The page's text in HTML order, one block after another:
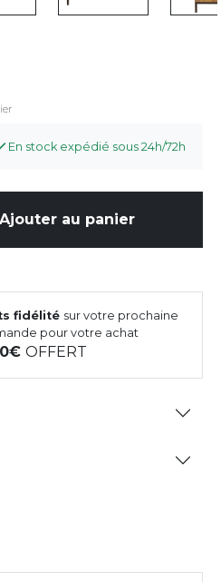
En stock expédié sous 24h/72h
Ajouter au panier
fidélité sur votre prochaine
pour votre achat
OFFERT